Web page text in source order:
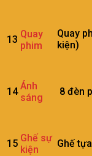
13
Quay
phim
Quay
kiện)
14
Ánh
sáng
8 đèn
15
Ghế sự
kiện
Ghế